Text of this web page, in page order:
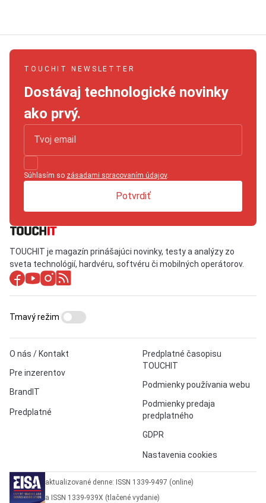
TOUCHIT NEWSLETTER
Dostávaj technologické novinky
ako prvý.
Súhlasím so zásadami spracovaním údajov.
Potvrdiť
TOUCHIT je magazín prinášajúci novinky, testy a analýzy zo
sveta technológií, hardvéru, softvéru či mobilných operátorov.
O nás / Kontakt
Pre inzerentov
BrandIT
Predplatné
Predplatné časopisu
TOUCHIT
Podmienky používania webu
Podmienky predaja
predplatného
GDPR
Nastavenia cookies
Tmavý režim
aktualizované denne: ISSN 1339-9497 (online)
a ISSN 1339-939X (tlačené vydanie)